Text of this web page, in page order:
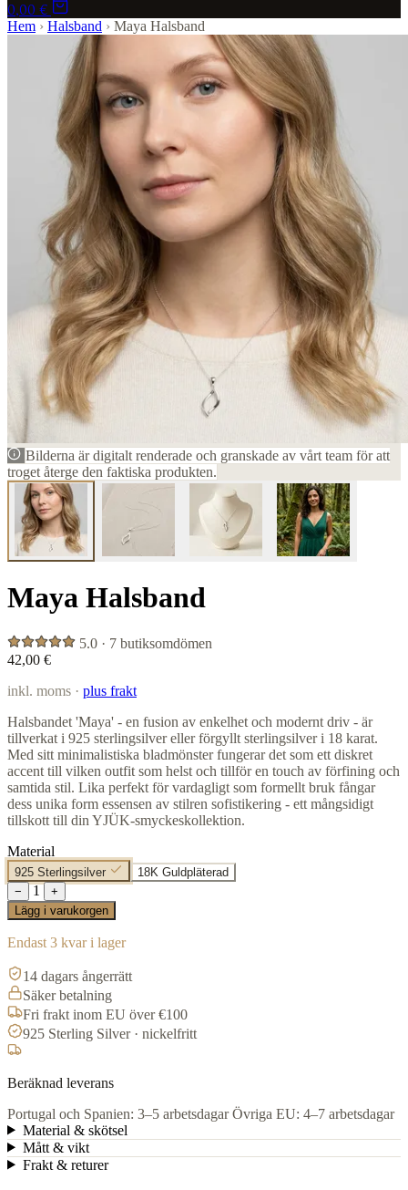
0,00 €
Hem › Halsband › Maya Halsband
Bilderna är digitalt renderade och granskade av vårt team för att
troget återge den faktiska produkten.
Maya Halsband
5.0 · 7 butiksomdömen
42,00 €
inkl. moms · plus frakt
Halsbandet 'Maya' - en fusion av enkelhet och modernt driv - är
tillverkat i 925 sterlingsilver eller förgyllt sterlingsilver i 18 karat.
Med sitt minimalistiska bladmönster fungerar det som ett diskret
accent till vilken outfit som helst och tillför en touch av förfining och
samtida stil. Lika perfekt för vardagligt som formellt bruk fångar
dess unika form essensen av stilren sofistikering - ett mångsidigt
tillskott till din YJÜK-smyckeskollektion.
Material
925 Sterlingsilver
18K Guldpläterad
−
1
+
Lägg i varukorgen
Endast 3 kvar i lager
14 dagars ångerrätt
Säker betalning
Fri frakt inom EU över €100
925 Sterling Silver · nickelfritt
Beräknad leverans
Portugal och Spanien: 3–5 arbetsdagar Övriga EU: 4–7 arbetsdagar
Material & skötsel
Mått & vikt
Frakt & returer